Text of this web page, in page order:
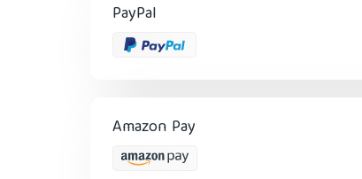
PayPal
Amazon Pay